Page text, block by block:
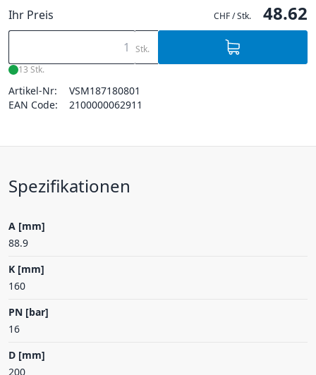
Ihr Preis CHF / Stk. 48.62
Stk.
13 Stk.
Artikel-Nr:
VSM187180801
EAN Code:
2100000062911
Spezifikationen
A [mm]
88.9
K [mm]
160
PN [bar]
16
D [mm]
200